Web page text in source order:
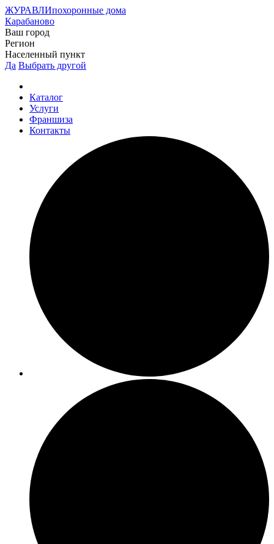
ЖУРАВЛИпохоронные дома
Карабаново
Ваш город
Регион
Населенный пункт
Да Выбрать другой
Каталог
Услуги
Франшиза
Контакты